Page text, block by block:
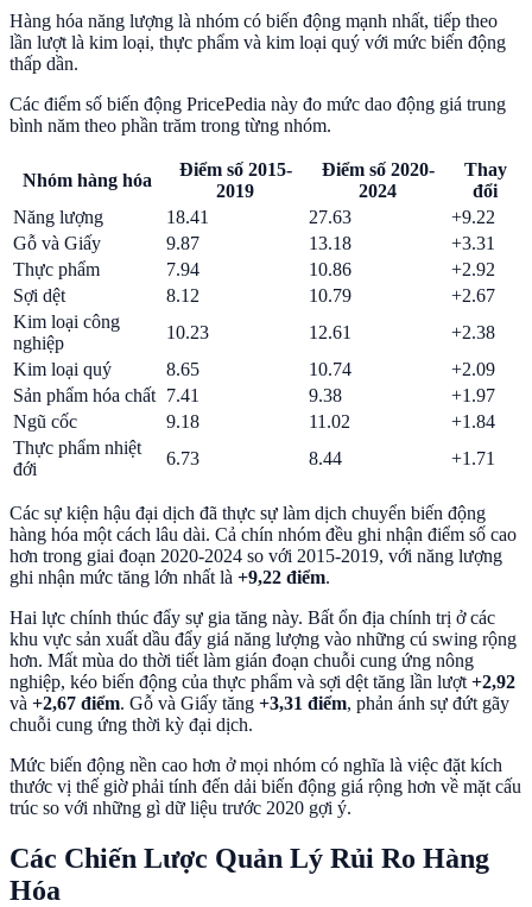
Hàng hóa năng lượng là nhóm có biến động mạnh nhất, tiếp theo
lần lượt là kim loại, thực phẩm và kim loại quý với mức biến động
thấp dần.
Các điểm số biến động PricePedia này đo mức dao động giá trung
bình năm theo phần trăm trong từng nhóm.
Nhóm hàng hóa
Điểm số 2015-
2019
Điểm số 2020-
2024
Thay
đổi
Năng lượng
18.41 27.63
+9.22
Gỗ và Giấy
9.87 13.18
+3.31
Thực phẩm
7.94 10.86
+2.92
Sợi dệt
8.12 10.79
+2.67
Kim loại công
nghiệp
10.23 12.61
+2.38
Kim loại quý
8.65 10.74
+2.09
Sản phẩm hóa chất 7.41 9.38
+1.97
Ngũ cốc
9.18 11.02
+1.84
Thực phẩm nhiệt
đới
6.73 8.44 +1.71
Các sự kiện hậu đại dịch đã thực sự làm dịch chuyển biến động
hàng hóa một cách lâu dài. Cả chín nhóm đều ghi nhận điểm số cao
hơn trong giai đoạn 2020-2024 so với 2015-2019, với năng lượng
ghi nhận mức tăng lớn nhất là +9,22 điểm.
Hai lực chính thúc đẩy sự gia tăng này. Bất ổn địa chính trị ở các
khu vực sản xuất dầu đẩy giá năng lượng vào những cú swing rộng
hơn. Mất mùa do thời tiết làm gián đoạn chuỗi cung ứng nông
nghiệp, kéo biến động của thực phẩm và sợi dệt tăng lần lượt +2,92
và +2,67 điểm. Gỗ và Giấy tăng +3,31 điểm, phản ánh sự đứt gãy
chuỗi cung ứng thời kỳ đại dịch.
Mức biến động nền cao hơn ở mọi nhóm có nghĩa là việc đặt kích
thước vị thế giờ phải tính đến dải biến động giá rộng hơn về mặt cấu
trúc so với những gì dữ liệu trước 2020 gợi ý.
Các Chiến Lược Quản Lý Rủi Ro Hàng
Hóa